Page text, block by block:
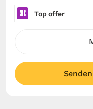
Top offer